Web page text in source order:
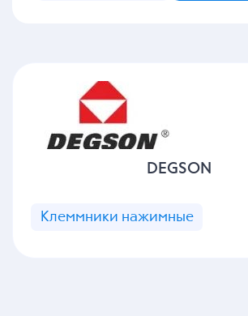
DEGSON
Клеммники нажимные